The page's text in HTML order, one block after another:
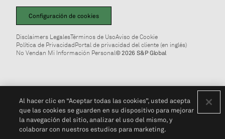
Configuración de cookies
Disclaimers LegalesTérminos de UsoAviso de Cookie
Política de PrivacidadPortal de privacidad del cliente (en inglés)
No Vendan Mi Información Personal© 2026 S&P Global
Al hacer clic en “Aceptar todas las cookies”, usted acepta
que las cookies se guarden en su dispositivo para mejorar
la navegación del sitio, analizar el uso del mismo, y
colaborar con nuestros estudios para marketing.